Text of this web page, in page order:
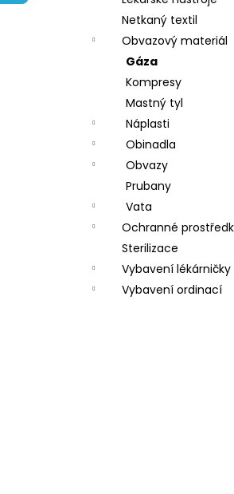
Netkaný textil
Obvazový materiál
Gáza
Kompresy
Mastný tyl
Náplasti
Obinadla
Obvazy
Prubany
Vata
Ochranné
Sterilizace
Vybavení lékárničky
Vybavení ordinací